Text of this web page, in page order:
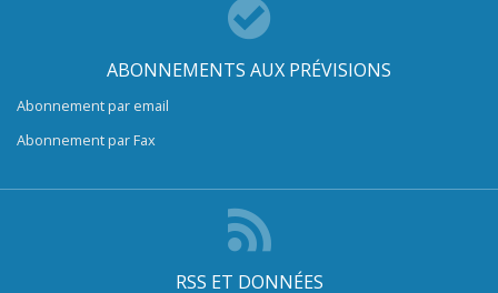
ABONNEMENTS AUX PRÉVISIONS
Abonnement par email
Abonnement par Fax
RSS ET DONNÉES